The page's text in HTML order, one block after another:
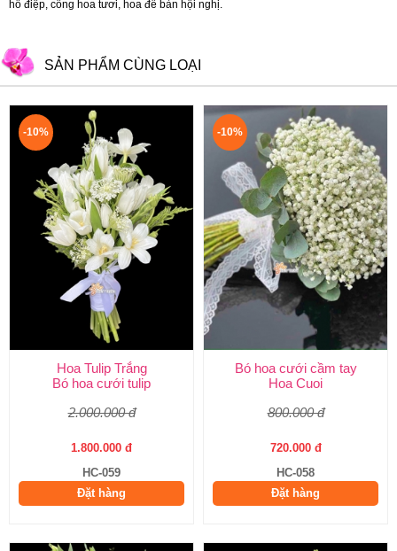
hồ điệp, cổng hoa tươi, hoa để bàn hội nghị.
SẢN PHẨM CÙNG LOẠI
-10%
Hoa Tulip Trắng
Bó hoa cưới tulip
2.000.000 đ
1.800.000 đ
HC-059
Đặt hàng
-10%
Bó hoa cưới cầm tay
Hoa Cuoi
800.000 đ
720.000 đ
HC-058
Đặt hàng